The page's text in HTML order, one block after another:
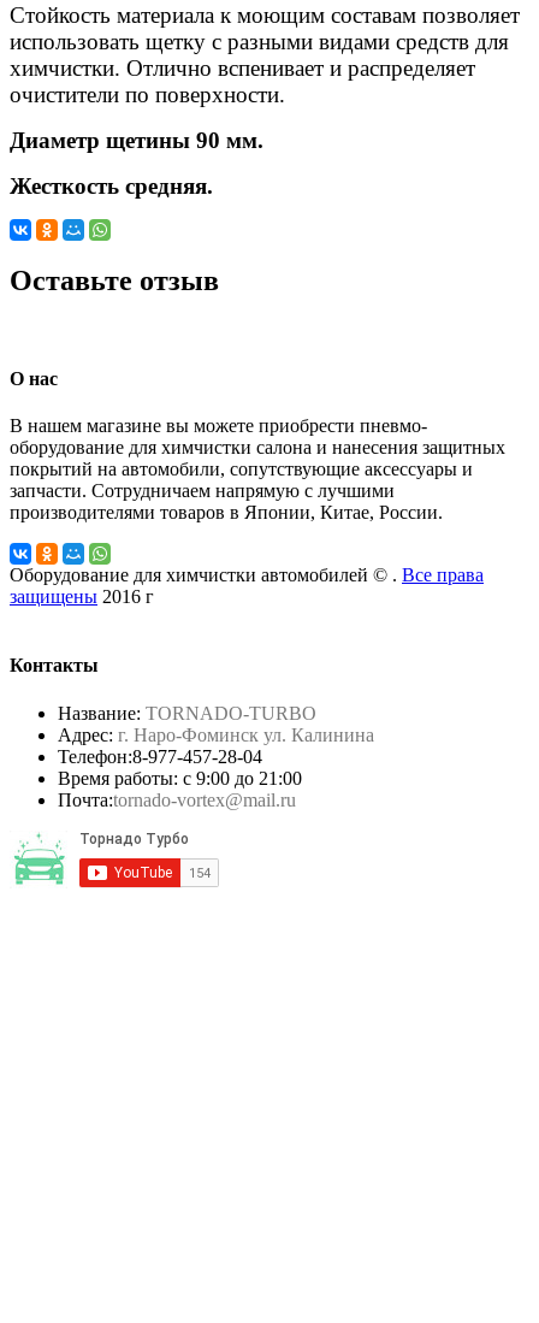
Стойкость материала к моющим составам позволяет
использовать щетку с разными видами средств для
химчистки. Отлично вспенивает и распределяет
очистители по поверхности.
Диаметр щетины 90 мм.
Жесткость средняя.
Оставьте отзыв
О нас
В нашем магазине вы можете приобрести пневмо-
оборудование для химчистки салона и нанесения защитных
покрытий на автомобили, сопутствующие аксессуары и
запчасти. Сотрудничаем напрямую с лучшими
производителями товаров в Японии, Китае, России.
Оборудование для химчистки автомобилей © . Все права
защищены 2016 г
Контакты
Название: TORNADO-TURBO
Адрес: г. Наро-Фоминск ул. Калинина
Телефон:8-977-457-28-04
Время работы: с 9:00 до 21:00
Почта:tornado-vortex@mail.ru